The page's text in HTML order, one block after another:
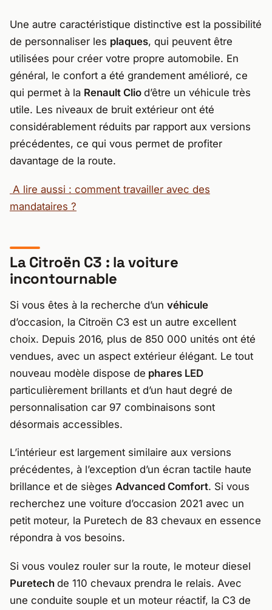
Une autre caractéristique distinctive est la possibilité
de personnaliser les plaques, qui peuvent être
utilisées pour créer votre propre automobile. En
général, le confort a été grandement amélioré, ce
qui permet à la Renault Clio d’être un véhicule très
utile. Les niveaux de bruit extérieur ont été
considérablement réduits par rapport aux versions
précédentes, ce qui vous permet de profiter
davantage de la route.
A lire aussi : comment travailler avec des
mandataires ?
La Citroën C3 : la voiture
incontournable
Si vous êtes à la recherche d’un véhicule
d’occasion, la Citroën C3 est un autre excellent
choix. Depuis 2016, plus de 850 000 unités ont été
vendues, avec un aspect extérieur élégant. Le tout
nouveau modèle dispose de phares LED
particulièrement brillants et d’un haut degré de
personnalisation car 97 combinaisons sont
désormais accessibles.
L’intérieur est largement similaire aux versions
précédentes, à l’exception d’un écran tactile haute
brillance et de sièges Advanced Comfort. Si vous
recherchez une voiture d’occasion 2021 avec un
petit moteur, la Puretech de 83 chevaux en essence
répondra à vos besoins.
Si vous voulez rouler sur la route, le moteur diesel
Puretech de 110 chevaux prendra le relais. Avec
une conduite souple et un moteur réactif, la C3 de